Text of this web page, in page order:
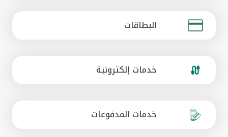
البطاقات
خدمات إلكترونية
خدمات المدفوعات